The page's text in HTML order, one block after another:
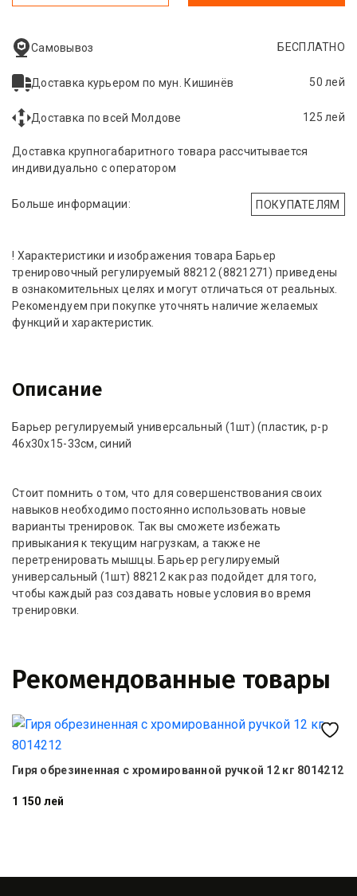
Самовывоз БЕСПЛАТНО
Доставка курьером по мун. Кишинёв 50 лей
Доставка по всей Молдове 125 лей
Доставка крупногабаритного товара рассчитывается
индивидуально с оператором
Больше информации: ПОКУПАТЕЛЯМ
! Характеристики и изображения товара Барьер
тренировочный регулируемый 88212 (8821271) приведены
в ознакомительных целях и могут отличаться от реальных.
Рекомендуем при покупке уточнять наличие желаемых
функций и характеристик.
Описание
Барьер регулируемый универсальный (1шт) (пластик, р-­р
46х30х15-33см, синий
Стоит помнить о том, что для совершенствования своих
навыков необходимо постоянно использовать новые
варианты тренировок. Так вы сможете избежать
привыкания к текущим нагрузкам, а также не
перетренировать мышцы. Барьер регулируемый
универсальный (1шт) 88212 как раз подойдет для того,
чтобы каждый раз создавать новые условия во время
тренировки.
Рекомендованные товары
Гиря обрезиненная с хромированной ручкой 12 кг 8014212
1 150 лей